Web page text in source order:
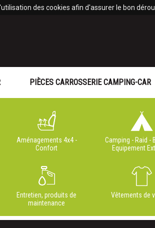
des cookies afin d'assurer le bon
Aménagements 4x4 -
Confort
Camping - Raid -
Equipement
Entretien, produits de
maintenance
Vêtements de
PIÈCES CARROSSERIE CAMPING-CAR